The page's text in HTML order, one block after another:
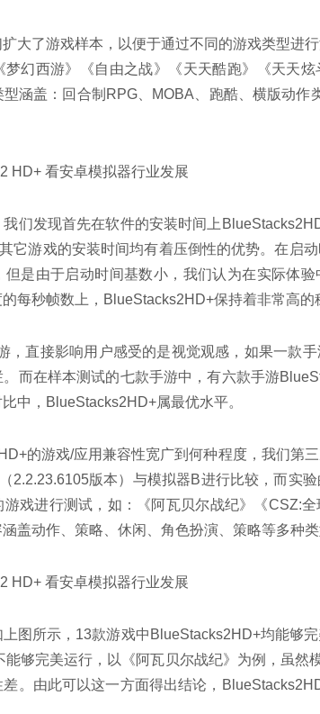
大了游戏样本，以便于通过不同的游戏类型进
梦幻西游》《自由之战》《天天酷跑》《天天炫
型涵盖：回合制RPG、MOBA、跑酷、横版动作
们发现首先在软件的安装时间上
它游戏的安装时间均有着压倒性的优势。在启
但是由于启动时间基数小，我们认为在实际体
每秒帧数上，BlueStacks2HD+保持着非常高的
，直接影响用户感受的是视觉观感，如果一款
而在样本测试的七款手游中，有六款手游
中，BlueStacks2HD+属最优水平。
的游戏/应用兼容性宽广到何种程度，我们第
2.2.23.6105版本）与模拟器B进行比较，而实
戏进行测试，如：《阿瓦贝尔战纪》《CSZ:
盖动作、策略、休闲、角色扮演、策略等多种类
图所示，13款游戏中BlueStacks2HD+均能够
能够完美运行，以《阿瓦贝尔战纪》为例，虽然
。由此可以这一方面得出结论，